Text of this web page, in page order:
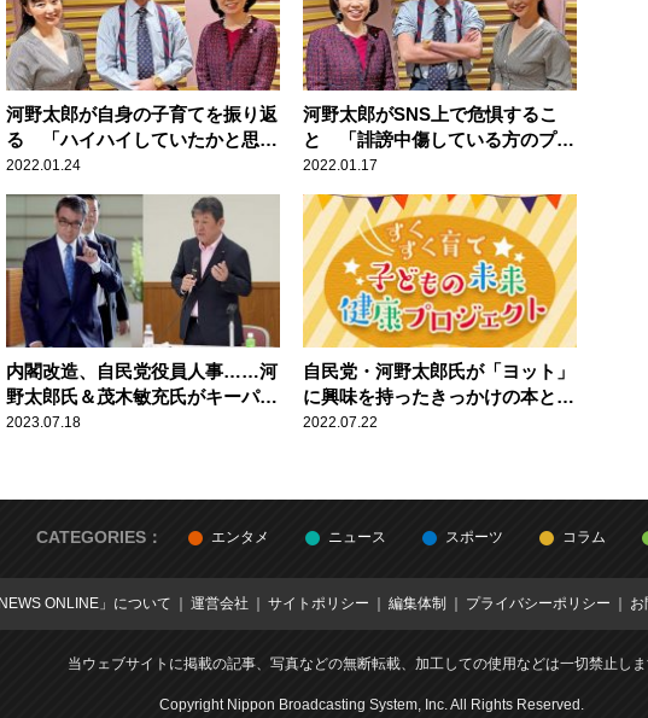
河野太郎が自身の子育てを振り返
る 「ハイハイしていたかと思っ
たら……」
2022.01.24
河野太郎がSNS上で危惧するこ
と 「誹謗中傷している方のプロ
フィールを見たら……」
2022.01.17
内閣改造、自民党役員人事……河
野太郎氏＆茂木敏充氏がキーパー
ソン 田崎史郎氏が指摘
2023.07.18
自民党・河野太郎氏が「ヨット」
に興味を持ったきっかけの本と
は？
2022.07.22
CATEGORIES： エンタメ ニュース スポーツ コラム
ONLINE」について 運営会社 サイトポリシー 編集体制 プライバシーポリシー お
当ウェブサイトに掲載の記事、写真などの無断転載、加工しての使用などは一切禁止しま
Copyright Nippon Broadcasting System, Inc. All Rights Reserved.